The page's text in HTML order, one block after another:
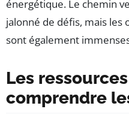
énergétique. Le chemin
jalonné de défis, mais les
sont également
Les
comprendre